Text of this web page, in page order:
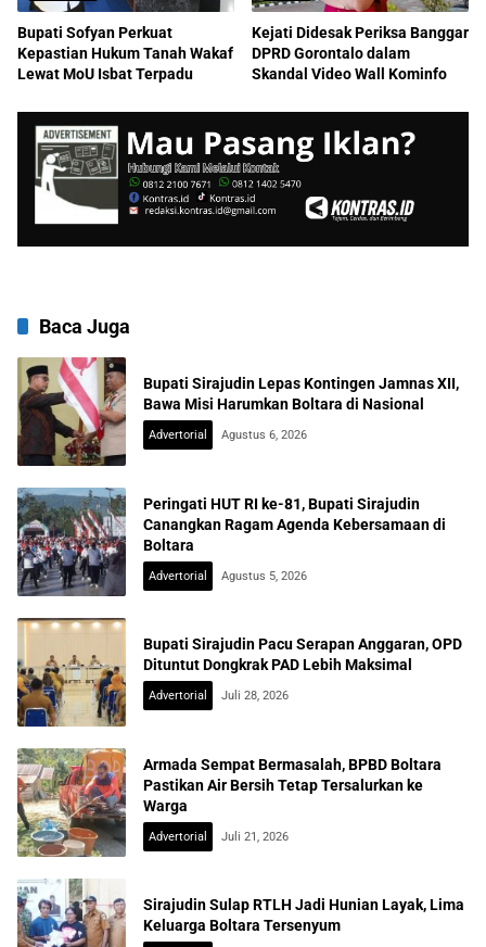
Bupati Sofyan Perkuat
Kepastian Hukum Tanah Wakaf
Lewat MoU Isbat Terpadu
Kejati Didesak Periksa Banggar
DPRD Gorontalo dalam
Skandal Video Wall Kominfo
Baca Juga
Bupati Sirajudin Lepas Kontingen Jamnas XII,
Bawa Misi Harumkan Boltara di Nasional
Advertorial Agustus 6, 2026
Peringati HUT RI ke-81, Bupati Sirajudin
Canangkan Ragam Agenda Kebersamaan di
Boltara
Advertorial Agustus 5, 2026
Bupati Sirajudin Pacu Serapan Anggaran, OPD
Dituntut Dongkrak PAD Lebih Maksimal
Advertorial Juli 28, 2026
Armada Sempat Bermasalah, BPBD Boltara
Pastikan Air Bersih Tetap Tersalurkan ke
Warga
Advertorial Juli 21, 2026
Sirajudin Sulap RTLH Jadi Hunian Layak, Lima
Keluarga Boltara Tersenyum